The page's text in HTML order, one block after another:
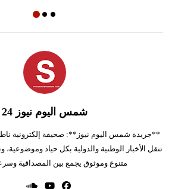
شمس اليوم نيوز 24
**جريدة شمس اليوم نيوز**: صحيفة إلكترونية
تنقل الأخبار الوطنية والدولية بكل حياد
متنوع وموثوق يجمع بين المصداقية